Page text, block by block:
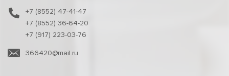
+7 (8552) 47-41-47
+7 (8552) 36-64-20
+7 (917) 223-03-76
366420@mail.ru